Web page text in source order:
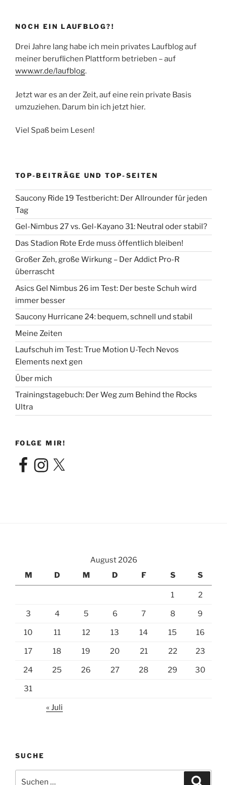
NOCH EIN LAUFBLOG?!
Drei Jahre lang habe ich mein privates Laufblog auf
meiner beruflichen Plattform betrieben – auf
www.wr.de/laufblog.
Jetzt war es an der Zeit, auf eine rein private Basis
umzuziehen. Darum bin ich jetzt hier.
Viel Spaß beim Lesen!
TOP-BEITRÄGE UND TOP-SEITEN
Saucony Ride 19 Testbericht: Der Allrounder für jeden
Tag
Gel-Nimbus 27 vs. Gel-Kayano 31: Neutral oder stabil?
Das Stadion Rote Erde muss öffentlich bleiben!
Großer Zeh, große Wirkung – Der Addict Pro-R
überrascht
Asics Gel Nimbus 26 im Test: Der beste Schuh wird
immer besser
Saucony Hurricane 24: bequem, schnell und stabil
Meine Zeiten
Laufschuh im Test: True Motion U-Tech Nevos
Elements next gen
Über mich
Trainingstagebuch: Der Weg zum Behind the Rocks
Ultra
FOLGE MIR!
FacebookInstagram
X
August 2026
M
D M D F S S
1 2
3 4 5 6 7 8 9
10 11 12 13 14 15 16
17 18 19 20 21 22 23
24 25 26 27 28 29 30
31
« Juli
SUCHE